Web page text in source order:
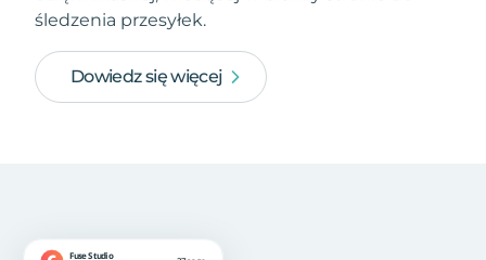
śledzenia przesyłek.
Dowiedz się więcej